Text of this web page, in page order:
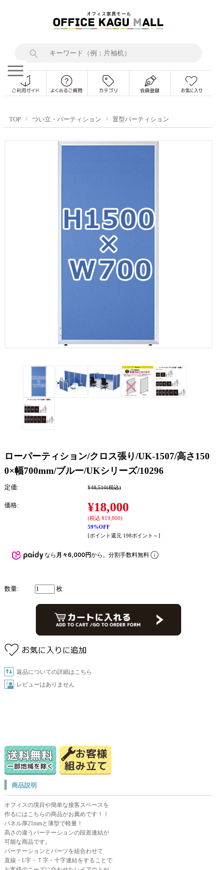
TOP つい立・パーティション 置型パーティション
ローパーティション/クロス張り/UK-1507/高さ150
0×幅700mm/ブルー/UKシリーズ/10296
定価: ¥48,510(税込)
価格: ¥18,000
(税込 ¥19,800)
59%OFF
[ポイント還元 198ポイント～]
なら 月々6,000円から。分割手数料無料
数量: 枚
返品についての詳細はこちら
レビューはありません
商品説明
オフィスの境目や簡単な接客スペースを
作るにはこちらの商品がお薦めです！！
パネル厚21mmと薄型で軽量！
高さの違うパーテーションの段差連結が
可能な商品です。
パーテーションとパーツを組合わせて
直線・L字・Ｔ字・十字連結をすることで